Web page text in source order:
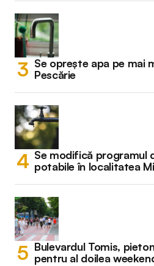
Se oprește apa pe mai
Pescărie
Se modifică programul
potabile în localitatea
Bulevardul Tomis,
pentru al doilea